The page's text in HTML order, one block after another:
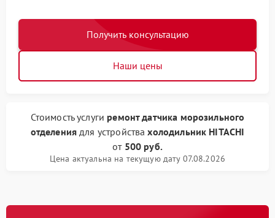
Получить консультацию
Наши цены
Стоимость услуги ремонт датчика морозильного
отделения для устройствахолодильник HITACHI
от 500 руб.
Цена актуальна на текущую дату 07.08.2026